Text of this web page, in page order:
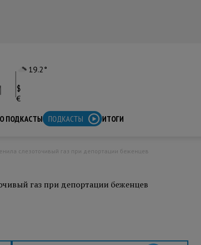
19.2°
$
€
ПОДКАСТЫ ПОДКАСТЫ ИТОГИ
слезоточивый газ при депортации беженцев
газ при депортации беженцев